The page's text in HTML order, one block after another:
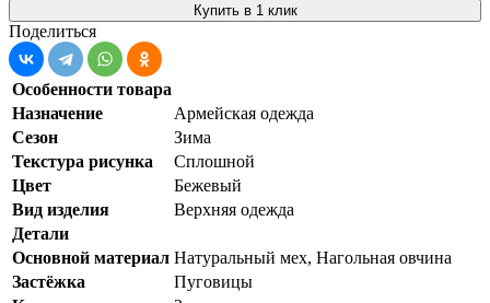
Купить в 1 клик
Поделиться
Особенности товара
Назначение
Армейская одежда
Сезон
Зима
Текстура рисунка
Сплошной
Цвет
Бежевый
Вид изделия
Верхняя одежда
Детали
Основной материал Натуральный мех, Нагольная овчина
Застёжка
Пуговицы